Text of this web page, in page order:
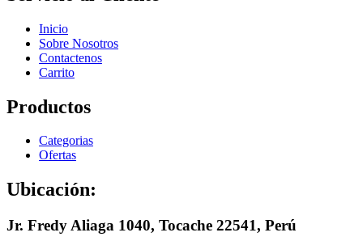
Inicio
Sobre Nosotros
Contactenos
Carrito
Productos
Categorias
Ofertas
Ubicación:
Jr. Fredy Aliaga 1040, Tocache 22541, Perú